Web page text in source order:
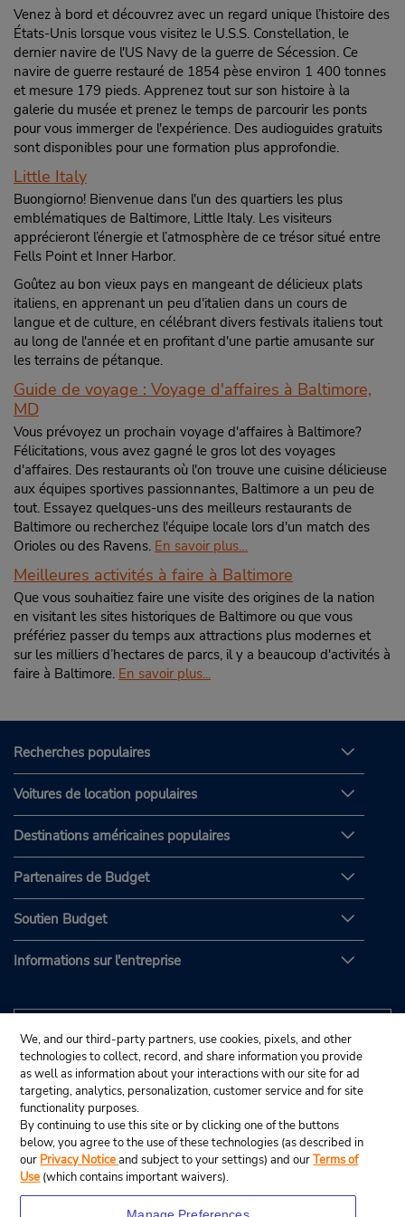
Venez à bord et découvrez avec un regard unique l’histoire des
États-Unis lorsque vous visitez le U.S.S. Constellation, le
dernier navire de l'US Navy de la guerre de Sécession. Ce
navire de guerre restauré de 1854 pèse environ 1 400 tonnes
et mesure 179 pieds. Apprenez tout sur son histoire à la
galerie du musée et prenez le temps de parcourir les ponts
pour vous immerger de l'expérience. Des audioguides gratuits
sont disponibles pour une formation plus approfondie.
Little Italy
Buongiorno! Bienvenue dans l'un des quartiers les plus
emblématiques de Baltimore, Little Italy. Les visiteurs
apprécieront l’énergie et l’atmosphère de ce trésor situé entre
Fells Point et Inner Harbor.
Goûtez au bon vieux pays en mangeant de délicieux plats
italiens, en apprenant un peu d'italien dans un cours de
langue et de culture, en célébrant divers festivals italiens tout
au long de l'année et en profitant d'une partie amusante sur
les terrains de pétanque.
Guide de voyage : Voyage d'affaires à Baltimore,
MD
Vous prévoyez un prochain voyage d'affaires à Baltimore?
Félicitations, vous avez gagné le gros lot des voyages
d'affaires. Des restaurants où l'on trouve une cuisine délicieuse
aux équipes sportives passionnantes, Baltimore a un peu de
tout. Essayez quelques-uns des meilleurs restaurants de
Baltimore ou recherchez l'équipe locale lors d'un match des
Orioles ou des Ravens. En savoir plus…
Meilleures activités à faire à Baltimore
Que vous souhaitiez faire une visite des origines de la nation
en visitant les sites historiques de Baltimore ou que vous
préfériez passer du temps aux attractions plus modernes et
sur les milliers d’hectares de parcs, il y a beaucoup d'activités à
faire à Baltimore. En savoir plus...
Recherches populaires
Voitures de location populaires
Destinations américaines populaires
Partenaires de Budget
Soutien Budget
Informations sur l'entreprise
We, and our third-party partners, use cookies, pixels, and other
technologies to collect, record, and share information you provide
as well as information about your interactions with our site for ad
targeting, analytics, personalization, customer service and for site
functionality purposes.
By continuing to use this site or by clicking one of the buttons
below, you agree to the use of these technologies (as described in
our Privacy Noticeand subject to your settings) and ourTerms of
Use (which contains important waivers).